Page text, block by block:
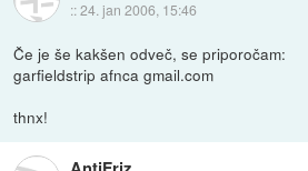
::24. jan 2006, 15:46
Če je še kakšen odveč, se priporočam:
garfieldstrip afnca gmail.com
thnx!